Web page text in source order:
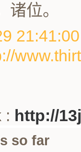
诸位。
: http://
so far